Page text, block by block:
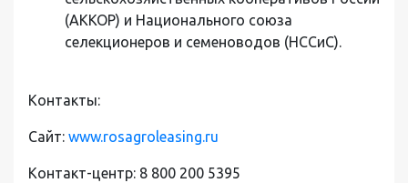
(АККОР) и Национального союза
селекционеров и семеноводов (НССиС).
Контакты:
Сайт: www.rosagroleasing.ru
Контакт-центр: 8 800 200 5395